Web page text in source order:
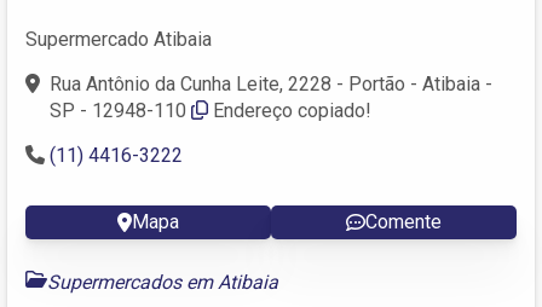
Supermercado Atibaia
Rua Antônio da Cunha Leite, 2228 - Portão - Atibaia -
SP - 12948-110
Endereço copiado!
(11) 4416-3222
Mapa Comente
Supermercados em Atibaia